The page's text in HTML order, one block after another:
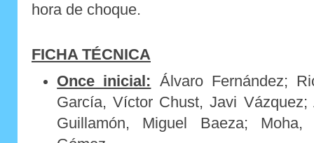
hora de choque.
FICHA TÉCNICA
Once inicial: Álvaro Fernández;
García, Víctor Chust, Javi Vázquez;
Guillamón, Miguel Baeza;